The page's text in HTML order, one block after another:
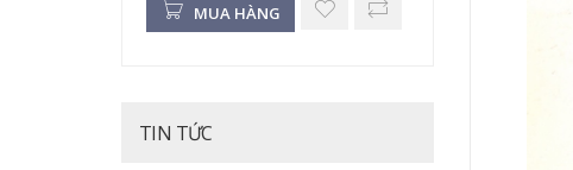
MUA HÀNG
TIN TỨC